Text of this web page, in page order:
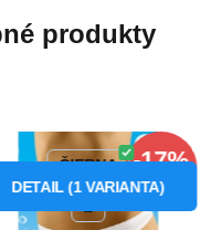
produkty
-17%
ZĽAVA
tangá Simple -
Wolbar
P17722
Záruka2 roky
od6.63 €7.96 €
Skladom 1 ks
ČIERNA
DETAIL(1 VARIANTA)
nohavičky na
nosenie z pohodlnej